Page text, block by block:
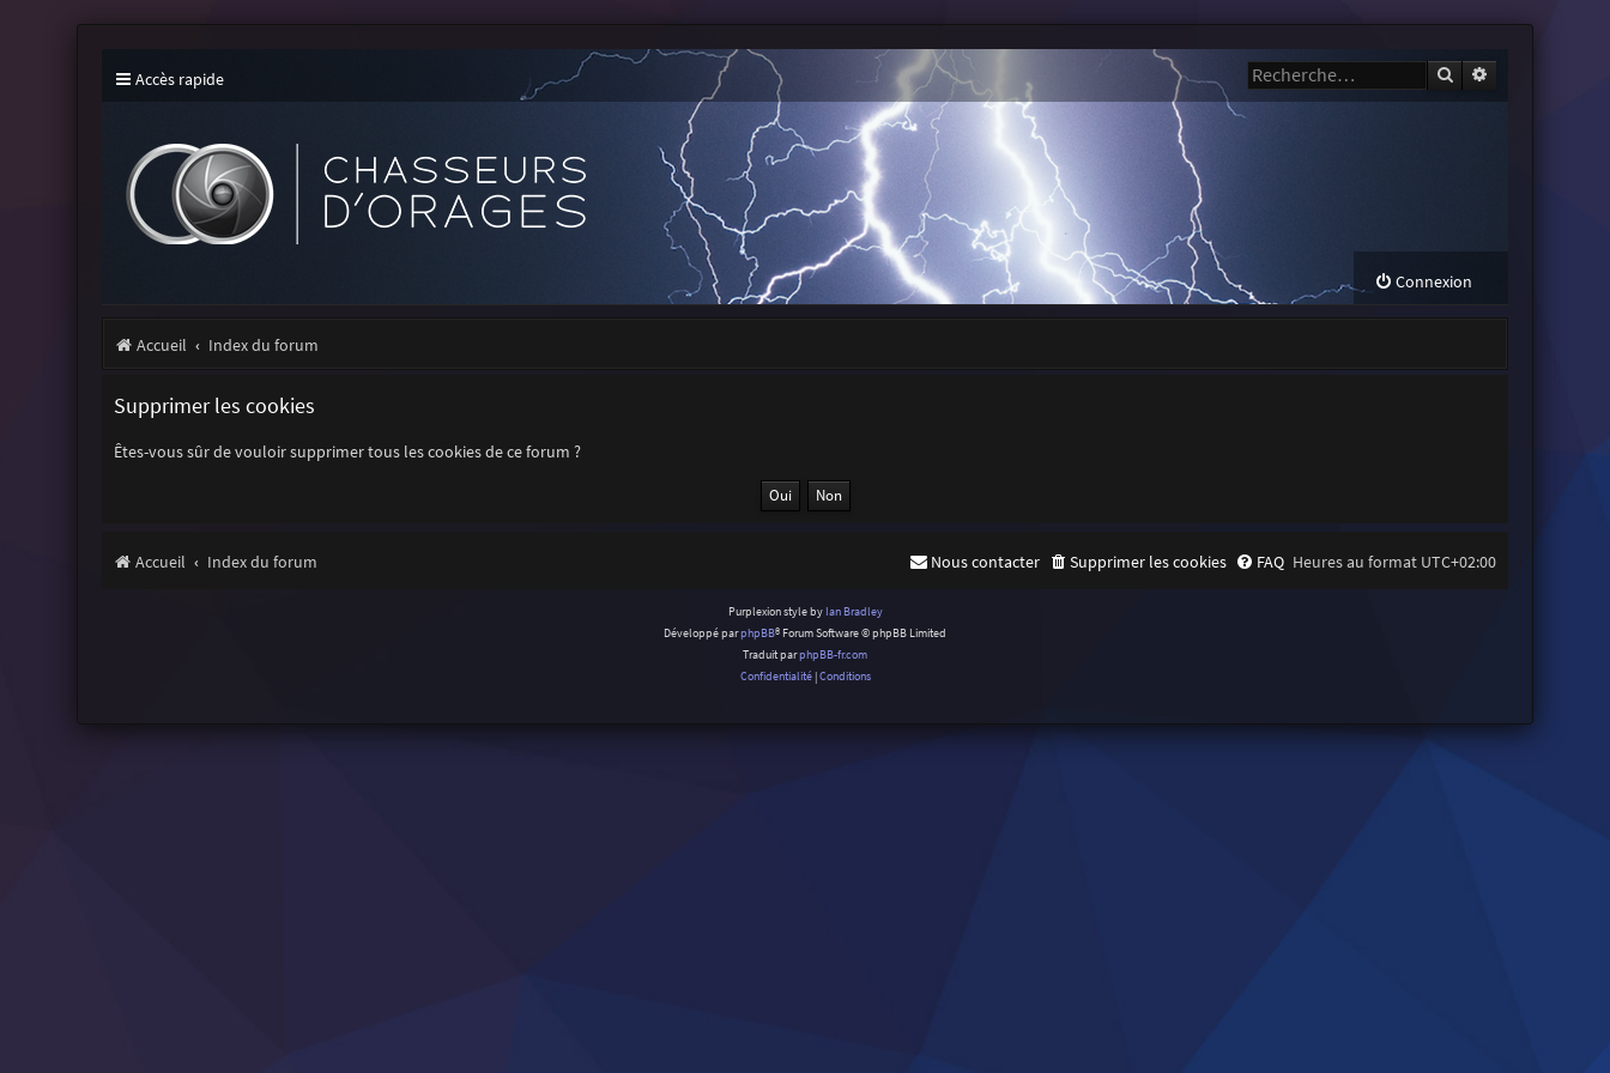
Accès rapide Rechercher
Connexion
Accueil Index du forum
Supprimer les cookies
Êtes-vous sûr de vouloir supprimer tous les cookies de ce forum ?
Accueil Index du forum Heures au format UTC+02:00
FAQ
Supprimer les cookies
Nous contacter
Purplexion style by Ian Bradley
Développé parphpBB® Forum Software © phpBB Limited
Traduit parphpBB-fr.com
Confidentialité|Conditions